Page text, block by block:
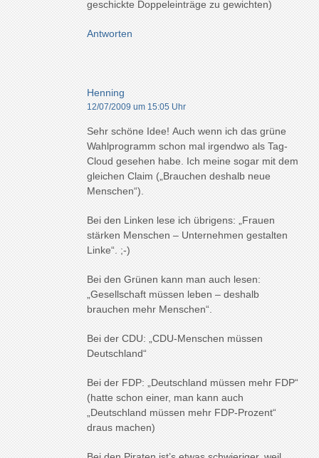
geschickte Doppeleinträge zu gewichten)
Antworten
Henning
12/07/2009 um 15:05 Uhr
Sehr schöne Idee! Auch wenn ich das grüne
Wahlprogramm schon mal irgendwo als Tag-
Cloud gesehen habe. Ich meine sogar mit dem
gleichen Claim („Brauchen deshalb neue
Menschen“).
Bei den Linken lese ich übrigens: „Frauen
stärken Menschen – Unternehmen gestalten
Linke“. ;-)
Bei den Grünen kann man auch lesen:
„Gesellschaft müssen leben – deshalb
brauchen mehr Menschen“.
Bei der CDU: „CDU-Menschen müssen
Deutschland“
Bei der FDP: „Deutschland müssen mehr FDP“
(hatte schon einer, man kann auch
„Deutschland müssen mehr FDP-Prozent“
draus machen)